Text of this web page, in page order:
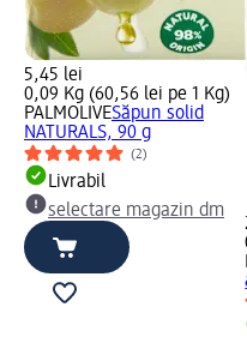
5,45 lei
0,09 Kg (60,56 lei pe 1 Kg)
PALMOLIVESăpun solid
NATURALS, 90 g
(2)
Livrabil
selectare magazin dm